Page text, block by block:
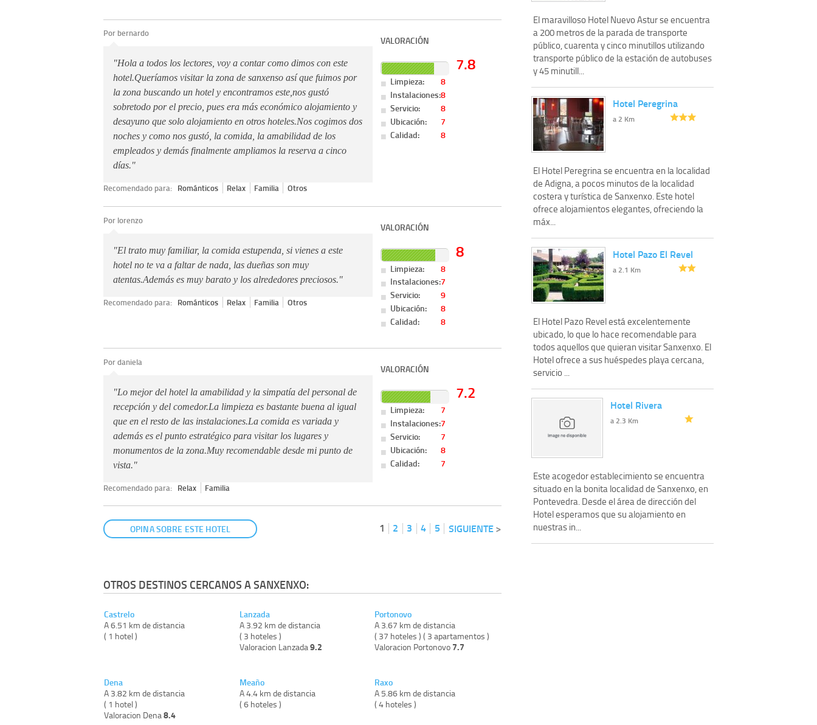
Por bernardo
"Hola a todos los lectores, voy a contar como dimos con este
hotel.Queríamos visitar la zona de sanxenso así que fuimos por
la zona buscando un hotel y encontramos este,nos gustó
sobretodo por el precio, pues era más económico alojamiento y
desayuno que solo alojamiento en otros hoteles.Nos cogimos dos
noches y como nos gustó, la comida, la amabilidad de los
empleados y demás finalmente ampliamos la reserva a cinco
días."
Recomendado para: Románticos Relax Familia Otros
VALORACIÓN
7.8
Limpieza:
8
Instalaciones:8
Servicio:
8
Ubicación:
7
Calidad:
8
Por lorenzo
"El trato muy familiar, la comida estupenda, si vienes a este
hotel no te va a faltar de nada, las dueñas son muy
atentas.Además es muy barato y los alrededores preciosos."
Recomendado para: Románticos Relax Familia Otros
VALORACIÓN
8
Limpieza:
8
Instalaciones:7
Servicio:
9
Ubicación:
8
Calidad:
8
Por daniela
"Lo mejor del hotel la amabilidad y la simpatía del personal de
recepción y del comedor.La limpieza es bastante buena al igual
que en el resto de las instalaciones.La comida es variada y
además es el punto estratégico para visitar los lugares y
monumentos de la zona.Muy recomendable desde mi punto de
vista."
Recomendado para: Relax Familia
VALORACIÓN
7.2
Limpieza:
7
Instalaciones:7
Servicio:
7
Ubicación:
8
Calidad:
7
OPINA SOBRE ESTE HOTEL 1 2 3 4 5 SIGUIENTE
OTROS DESTINOS CERCANOS A SANXENXO:
Castrelo
A 6.51 km de distancia
( 1 hotel )
Dena
A 3.82 km de distancia
( 1 hotel )
Valoracion Dena8.4
Lanzada
A 3.92 km de distancia
( 3 hoteles )
Valoracion Lanzada9.2
Meaño
A 4.4 km de distancia
( 6 hoteles )
Portonovo
A 3.67 km de distancia
( 37 hoteles ) ( 3 apartamentos )
Valoracion Portonovo 7.7
Raxo
A 5.86 km de distancia
( 4 hoteles )
El maravilloso Hotel Nuevo Astur se encuentra
a 200 metros de la parada de transporte
público, cuarenta y cinco minutillos utilizando
transporte público de la estación de autobuses
y 45 minutill...
Hotel Peregrina
a 2 Km
El Hotel Peregrina se encuentra en la localidad
de Adigna, a pocos minutos de la localidad
costera y turística de Sanxenxo. Este hotel
ofrece alojamientos elegantes, ofreciendo la
máx...
Hotel Pazo El Revel
a 2.1 Km
El Hotel Pazo Revel está excelentemente
ubicado, lo que lo hace recomendable para
todos aquellos que quieran visitar Sanxenxo. El
Hotel ofrece a sus huéspedes playa cercana,
servicio ...
Hotel Rivera
a 2.3 Km
Este acogedor establecimiento se encuentra
situado en la bonita localidad de Sanxenxo, en
Pontevedra. Desde el área de dirección del
Hotel esperamos que su alojamiento en
nuestras in...